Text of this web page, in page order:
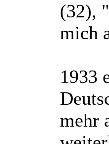
(32),
mich
1933
mehr